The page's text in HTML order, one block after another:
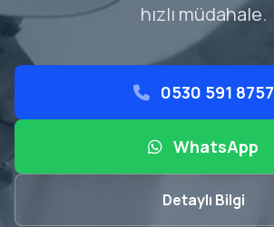
hızlı müdahale.
0530 591 8757
WhatsApp
Detaylı Bilgi